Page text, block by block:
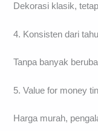
Dekorasi klasik,
4. Konsisten dari
Tanpa banyak
5. Value for money
Harga murah,